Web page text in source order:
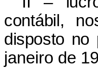
contábil,
disposto no
janeiro de